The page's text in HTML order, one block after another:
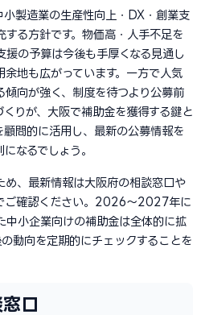
製造業の生産性向上・DX・創業支
る方針です。物価高・人手不足を
の予算は今後も手厚くなる見通し
地も広がっています。一方で人気
傾向が強く、制度を待つより公募前
りが、大阪で補助金を獲得する鍵と
問的に活用し、最新の公募情報を
なるでしょう。
め、最新情報は大阪府の相談窓口や
ご確認ください。2026〜2027年に
中小企業向けの補助金は全体的に拡
動向を定期的にチェックすることを
口